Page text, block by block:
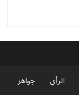
الرأي
جواهر